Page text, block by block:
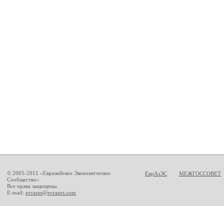
© 2005-2011 «Евразийское Экономическое
Сообщество»
Все права защищены.
E-mail: evrazes@evrazes.com
ЕврАзЭС МЕЖГОССОВЕТ